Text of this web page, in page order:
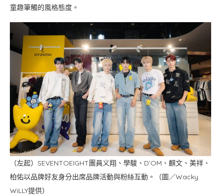
童趣筆觸的風格態度。
（左起）SEVENTOEIGHT團員义翔、學駿、D’OM、麒文、美祥、
柏佑以品牌好友身分出席品牌活動與粉絲互動。（圖／Wacky
WiLLY提供）